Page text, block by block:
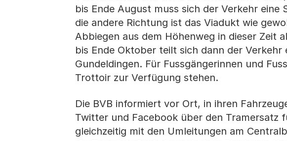
bis Ende August muss sich der Verkehr
die andere Richtung ist das Viadukt wie
Abbiegen aus dem Höhenweg in dieser Zeit
bis Ende Oktober teilt sich dann der
Gundeldingen. Für Fussgängerinnen und
Trottoir zur Verfügung stehen.
Die BVB informiert vor Ort, in ihren
Twitter und Facebook über den Tramersatz
gleichzeitig mit den Umleitungen am